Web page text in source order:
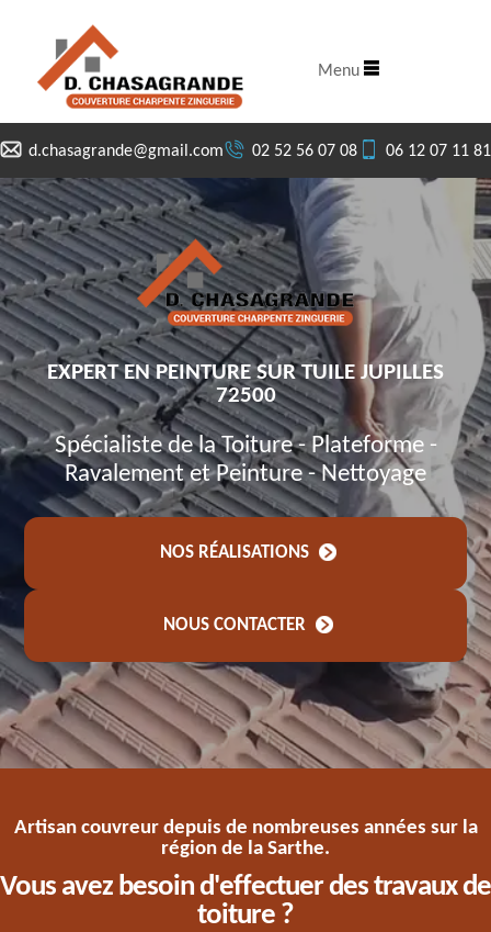
d.chasagrande@gmail.com 02 52 56 07 08 06 12 07 11 81
Menu
EXPERT EN PEINTURE SUR TUILE JUPILLES
72500
Spécialiste de la Toiture - Plateforme -
Ravalement et Peinture - Nettoyage
NOS RÉALISATIONS
NOUS CONTACTER
Artisan couvreur depuis de nombreuses années sur la
région de la Sarthe.
Vous avez besoin d'effectuer des travaux de
toiture ?